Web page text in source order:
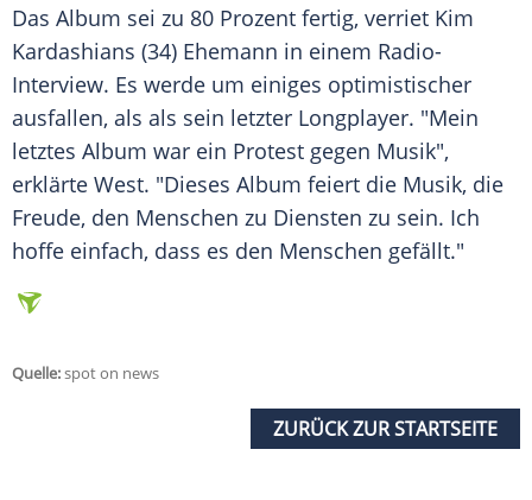
Das Album sei zu 80 Prozent fertig, verriet Kim
Kardashians (34) Ehemann in einem Radio-
Interview. Es werde um einiges optimistischer
ausfallen, als als sein letzter Longplayer. "Mein
letztes Album war ein Protest gegen Musik",
erklärte West. "Dieses Album feiert die Musik, die
Freude, den Menschen zu Diensten zu sein. Ich
hoffe einfach, dass es den Menschen gefällt."
Quelle:spot on news
ZURÜCK ZUR STARTSEITE